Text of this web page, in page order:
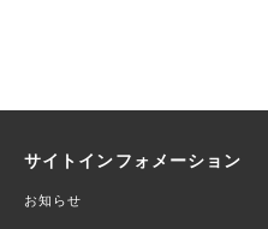
サイトインフォメーション
お知らせ